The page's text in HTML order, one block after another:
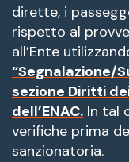
dirette, i
rispetto al
all’Ente
“Segnalazione/
sezione Diritti
dell’ENAC. In tal
verifiche prima
sanzionatoria.